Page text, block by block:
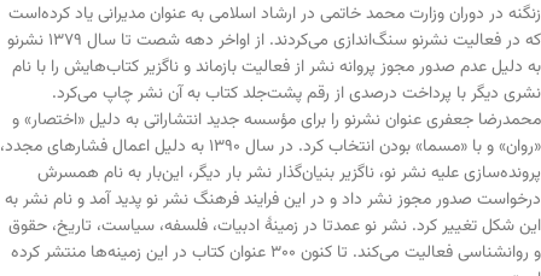
زنگنه در دوران وزارت محمد خاتمی در ارشاد اسلامی به عنوان مدیرانی یاد کرده‌است
که در فعالیت نشرنو سنگ‌اندازی می‌کردند. از اواخر دهه شصت تا سال ۱۳۷۹ نشرنو
به دلیل عدم صدور مجوز پروانه نشر از فعالیت بازماند و ناگزیر کتاب‌هایش را با نام
نشری دیگر با پرداخت درصدی از رقم پشت‌جلد کتاب به آن نشر چاپ می‌کرد.
محمدرضا جعفری عنوان نشرنو را برای مؤسسه جدید انتشاراتی به دلیل «اختصار» و
«روان» و با «مسما» بودن انتخاب کرد. در سال ۱۳۹۰ به دلیل اعمال فشارهای مجدد،
پرونده‌سازی علیه نشر نو، ناگزیر بنیان‌گذار نشر بار دیگر، این‌بار به نام همسرش
درخواست صدور مجوز نشر داد و در این فرایند فرهنگ نشر نو پدید آمد و نام نشر به
این شکل تغییر کرد. نشر نو عمدتا در زمینهٔ ادبیات، فلسفه، سیاست، تاریخ، حقوق
و روانشناسی فعالیت می‌کند. تا کنون ۳۰۰ عنوان کتاب در این زمینه‌ها منتشر کرده